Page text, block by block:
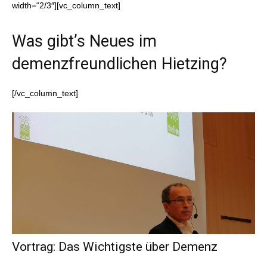
width=“2/3″][vc_column_text]
Was gibt’s Neues im
demenzfreundlichen Hietzing?
[/vc_column_text]
Vortrag: Das Wichtigste über Demenz